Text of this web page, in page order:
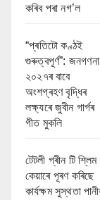
কৰিব পৰা নগ’ল
“প্ৰতিটো কণ্ঠই
গুৰুত্বপূৰ্ণ”: জনগণনা
২০২৭ৰ বাবে
অংশগ্ৰহণ বৃদ্ধিৰ
লক্ষ্যৰে জুবীন গাৰ্গৰ
গীত মুকলি
টেটলী গ্ৰীন টি শ্লিম
কেয়াৰে পূৰণ কৰিছে
কাৰ্যক্ষম সুস্থতা